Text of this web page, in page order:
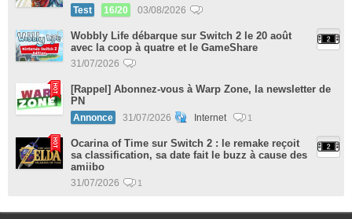
Test 16/20 03/08/2026
Wobbly Life débarque sur Switch 2 le 20 août
avec la coop à quatre et le GameShare
31/07/2026
[Rappel] Abonnez-vous à Warp Zone, la newsletter de
PN
Annonce 31/07/2026 Internet 1
Ocarina of Time sur Switch 2 : le remake reçoit
sa classification, sa date fait le buzz à cause des
amiibo
31/07/2026 1